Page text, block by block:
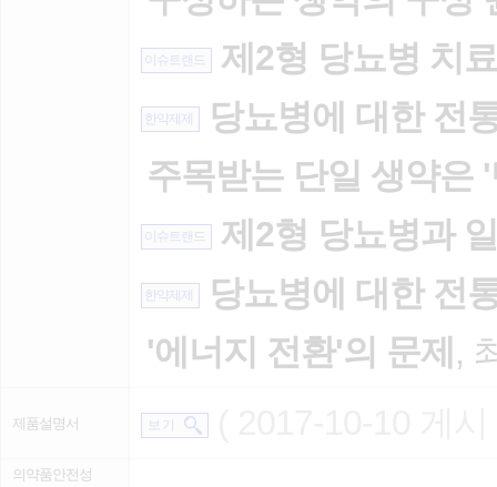
이슈트랜드 제2형 당뇨병 치
한약제제
당뇨병에 대한 전
주목받는 단일 생약은
이슈트랜드 제2형 당뇨병과
한약제제
당뇨병에 대한 전
'에너지 전환'의 문제 ,
제품설명서 보 기
의약품안전성